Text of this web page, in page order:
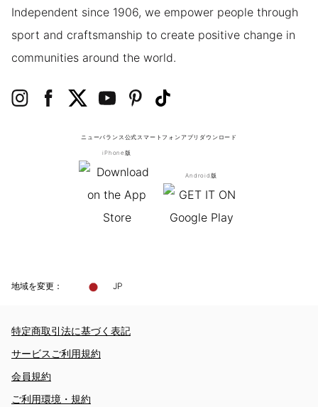
Independent since 1906, we empower people through
sport and craftsmanship to create positive change in
communities around the world.
ニューバランス公式スマートフォンアプリ ダウンロード
iPhone版
Android版
地域を変更： JP
特定商取引法に基づく表記
サービスご利用規約
会員規約
ご利用環境・規約